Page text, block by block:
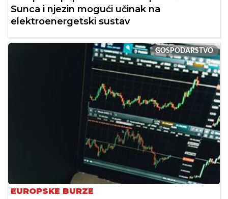
Sunca i njezin mogući učinak na
elektroenergetski sustav
GOSPODARSTVO
EUROPSKE BURZE